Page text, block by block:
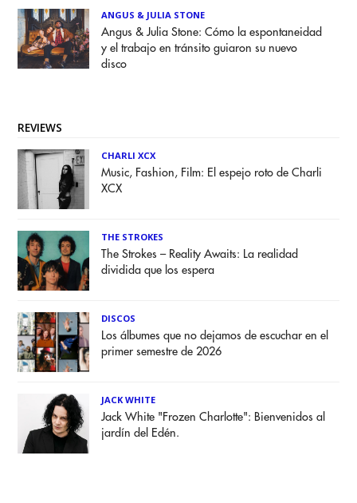
ANGUS & JULIA STONE
Angus & Julia Stone: Cómo la espontaneidad
y el trabajo en tránsito guiaron su nuevo
disco
REVIEWS
CHARLI XCX
Music, Fashion, Film: El espejo roto de Charli
XCX
THE STROKES
The Strokes – Reality Awaits: La realidad
dividida que los espera
DISCOS
Los álbumes que no dejamos de escuchar en el
primer semestre de 2026
JACK WHITE
Jack White "Frozen Charlotte": Bienvenidos al
jardín del Edén.